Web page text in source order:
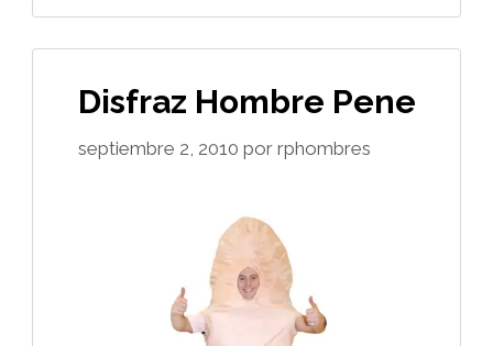
Disfraz Hombre Pene
septiembre 2, 2010 por rphombres